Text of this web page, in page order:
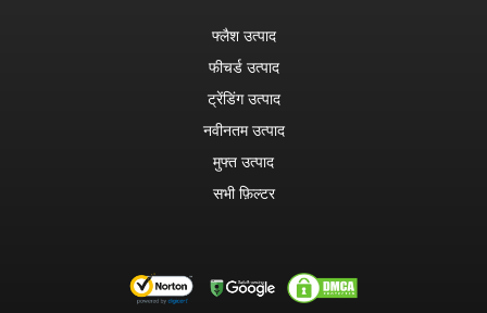
फ्लैश उत्पाद
फीचर्ड उत्पाद
ट्रेंडिंग उत्पाद
नवीनतम उत्पाद
मुफ्त उत्पाद
सभी फ़िल्टर